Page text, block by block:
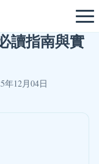
讀指南與實
年12月04日